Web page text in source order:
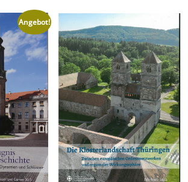
Angebot!